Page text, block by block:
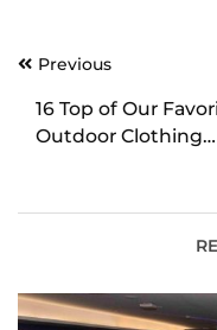
PostPrevious
16 Top of Our
Outdoor Clothing